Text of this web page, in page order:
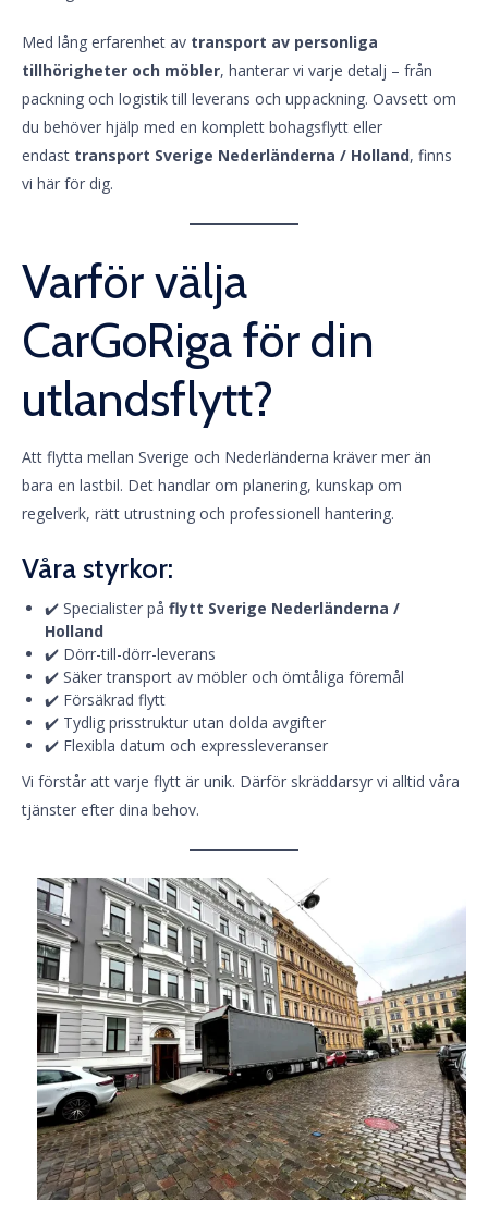
Med lång erfarenhet av transport av personliga
tillhörigheter och möbler, hanterar vi varje detalj – från
packning och logistik till leverans och uppackning. Oavsett om
du behöver hjälp med en komplett bohagsflytt eller
endast transport Sverige Nederländerna / Holland, finns
vi här för dig.
Varför välja
CarGoRiga för din
utlandsflytt?
Att flytta mellan Sverige och Nederländerna kräver mer än
bara en lastbil. Det handlar om planering, kunskap om
regelverk, rätt utrustning och professionell hantering.
Våra styrkor:
✔️ Specialister på flytt Sverige Nederländerna /
Holland
✔️ Dörr-till-dörr-leverans
✔️ Säker transport av möbler och ömtåliga föremål
✔️ Försäkrad flytt
✔️ Tydlig prisstruktur utan dolda avgifter
✔️ Flexibla datum och expressleveranser
Vi förstår att varje flytt är unik. Därför skräddarsyr vi alltid våra
tjänster efter dina behov.